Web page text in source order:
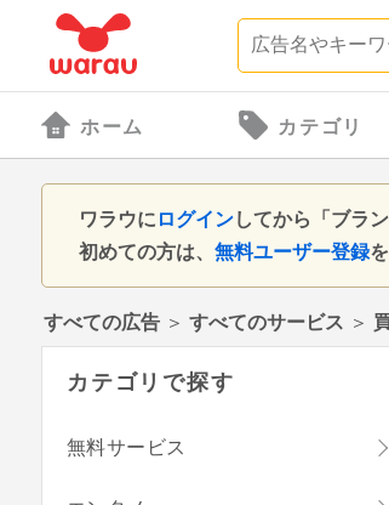
ホーム カテゴリ
ワラウに ログインしてから「ブラ
初めての方は、 無料ユーザー登録
すべての広告 ＞ すべてのサービス ＞
カテゴリで探す
無料サービス